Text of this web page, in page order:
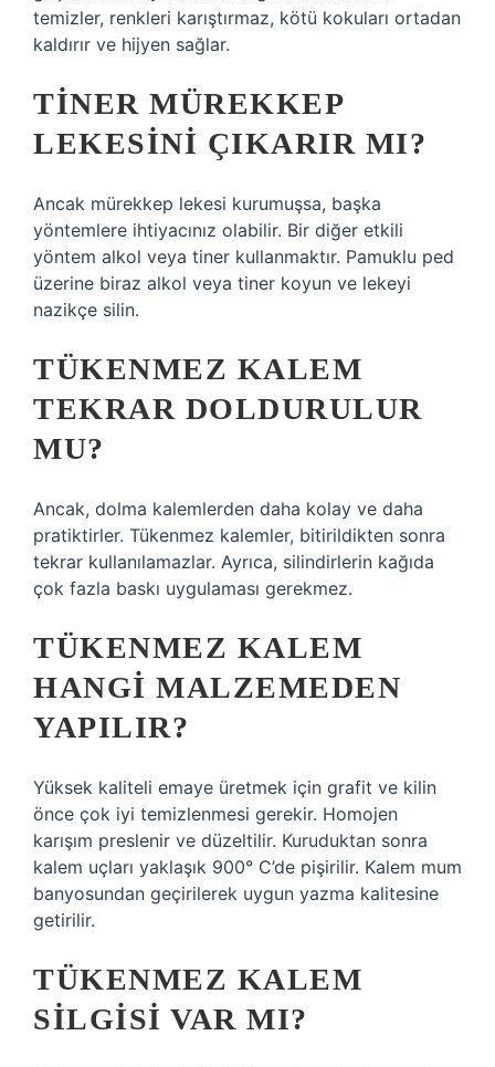
temizler, renkleri karıştırmaz, kötü kokuları ortadan
kaldırır ve hijyen sağlar.
TINER MÜREKKEP
LEKESINI ÇIKARIR MI?
Ancak mürekkep lekesi kurumuşsa, başka
yöntemlere ihtiyacınız olabilir. Bir diğer etkili
yöntem alkol veya tiner kullanmaktır. Pamuklu ped
üzerine biraz alkol veya tiner koyun ve lekeyi
nazikçe silin.
TÜKENMEZ KALEM
TEKRAR DOLDURULUR
MU?
Ancak, dolma kalemlerden daha kolay ve daha
pratiktirler. Tükenmez kalemler, bitirildikten sonra
tekrar kullanılamazlar. Ayrıca, silindirlerin kağıda
çok fazla baskı uygulaması gerekmez.
TÜKENMEZ KALEM
HANGI MALZEMEDEN
YAPILIR?
Yüksek kaliteli emaye üretmek için grafit ve kilin
önce çok iyi temizlenmesi gerekir. Homojen
karışım preslenir ve düzeltilir. Kuruduktan sonra
kalem uçları yaklaşık 900° C’de pişirilir. Kalem mum
banyosundan geçirilerek uygun yazma kalitesine
getirilir.
TÜKENMEZ KALEM
SILGISI VAR MI?